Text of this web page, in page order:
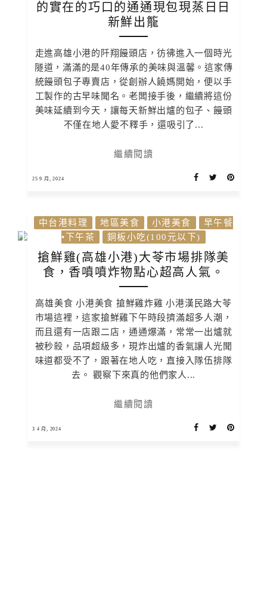
的實在的巧口的通通現包現蒸日日
新鮮出籠
走進高雄小港的阡翔饅頭店，彷彿進入一個時光
隧道，滿滿的是40年傳承的美味與溫馨。這家傳
統饅頭包子專賣店，從創辦人饒媽開始，便以手
工製作的古早味聞名。老闆接手後，繼續將這份
美味延續到今天，讓每天新鮮出爐的包子、饅頭
不僅在地人愛不釋手，還吸引了...
繼續閱讀
25 9 月, 2024
中台港料理 地區美食 小港美食
早午餐
•下午茶
銅板小吃(100元以下)
搶鮮雞(高雄小港)大苓市場排隊美
食，香噴噴炸物點心超高人氣。
高雄美食 小港美食 搶鮮雞炸雞 小港漢民路大苓
市場這裡，這家搶鮮雞下午時段擠滿超多人潮，
而且還有一店跟二店，通通爆滿，常常一出爐就
被秒殺，品項超級多，現炸出爐的香氣讓人光聞
味道都受不了，跟著在地人吃，直接入隊伍排隊
去。 觀察下來真的他們家人...
繼續閱讀
3 4 月, 2024